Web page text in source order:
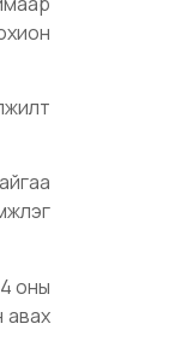
оны
авах